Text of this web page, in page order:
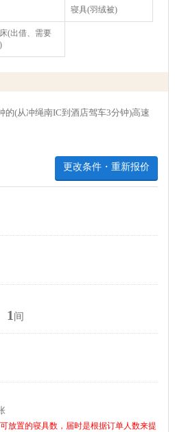
寝具(羽绒被)
(出借、需要
的(从冲绳南IC到酒店驾车3分钟)高速
更改条件・重新报价
1 间
放置的寝具数，届时是根据订单人数来提